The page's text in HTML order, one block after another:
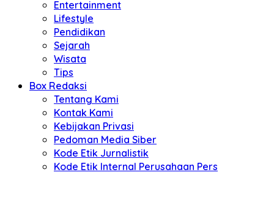
Entertainment
Lifestyle
Pendidikan
Sejarah
Wisata
Tips
Box Redaksi
Tentang Kami
Kontak Kami
Kebijakan Privasi
Pedoman Media Siber
Kode Etik Jurnalistik
Kode Etik Internal Perusahaan Pers